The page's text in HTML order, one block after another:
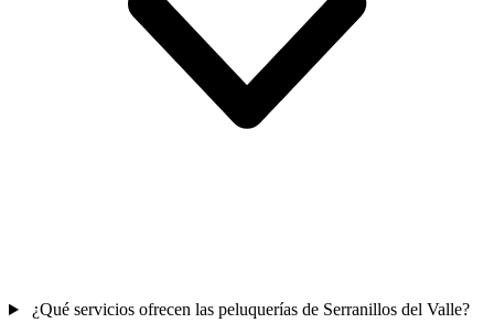
¿Qué servicios ofrecen las peluquerías de Serranillos del Valle?